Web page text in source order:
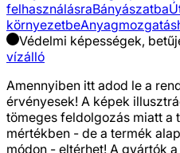
felhasználásraBányászatba
környezetbe
Védelmi képességek,
vízálló
Amennyiben itt adod le a
érvényesek! A képek
tömeges feldolgozás miatt a
mértékben - de a termék
módon - eltérhet! A gyártók